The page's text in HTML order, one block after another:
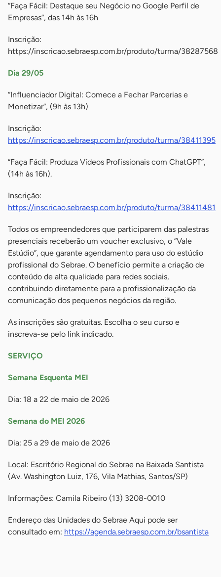
“Faça Fácil: Destaque seu Negócio no Google Perfil de
Empresas”, das 14h às 16h
Inscrição:
https://inscricao.sebraesp.com.br/produto/turma/38287568
Dia 29/05
“Influenciador Digital: Comece a Fechar Parcerias e
Monetizar”, (9h às 13h)
Inscrição:
https://inscricao.sebraesp.com.br/produto/turma/38411395
“Faça Fácil: Produza Vídeos Profissionais com ChatGPT”,
(14h às 16h).
Inscrição:
https://inscricao.sebraesp.com.br/produto/turma/38411481
Todos os empreendedores que participarem das palestras
presenciais receberão um voucher exclusivo, o “Vale
Estúdio”, que garante agendamento para uso do estúdio
profissional do Sebrae. O benefício permite a criação de
conteúdo de alta qualidade para redes sociais,
contribuindo diretamente para a profissionalização da
comunicação dos pequenos negócios da região.
As inscrições são gratuitas. Escolha o seu curso e
inscreva-se pelo link indicado.
SERVIÇO
Semana Esquenta MEI
Dia: 18 a 22 de maio de 2026
Semana do MEI 2026
Dia: 25 a 29 de maio de 2026
Local: Escritório Regional do Sebrae na Baixada Santista
(Av. Washington Luiz, 176, Vila Mathias, Santos/SP)
Informações: Camila Ribeiro (13) 3208-0010
Endereço das Unidades do Sebrae Aqui pode ser
consultado em: https://agenda.sebraesp.com.br/bsantista